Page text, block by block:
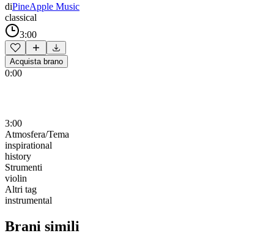
diPineApple Music
classical
3:00
Acquista brano
0:00
3:00
Atmosfera/Tema
inspirational
history
Strumenti
violin
Altri tag
instrumental
Brani simili